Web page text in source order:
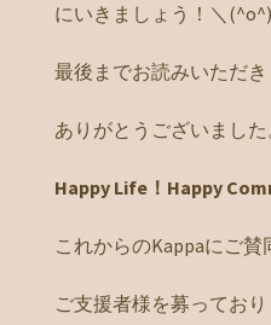
にいきましょう！＼
最後までお読みいただき
ありがとうございました
Happy Life！Happy
これからのKappaにご賛
ご支援者様を募っており